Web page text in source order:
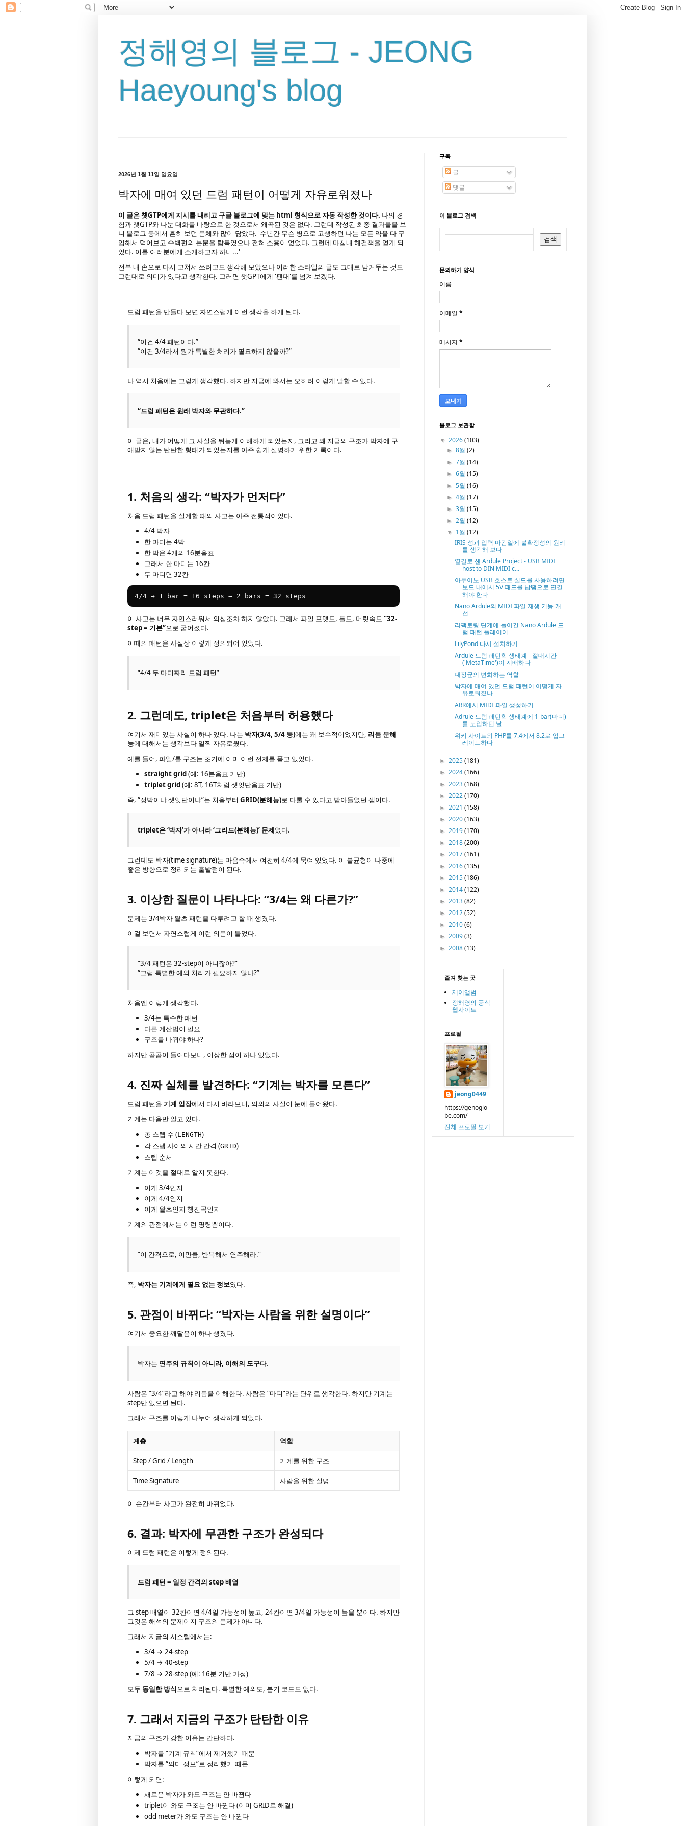
정해영의 블로그 - JEONG
Haeyoung's blog
2026년 1월 11일 일요일
박자에 매여 있던 드럼 패턴이 어떻게 자유로워졌나
이 글은 챗GTP에게 지시를 내리고 구글 블로그에 맞는 html 형식으로 자동 작성한 것이다. 나의 경
험과 챗GTP와 나눈 대화를 바탕으로 한 것으로서 왜곡된 것은 없다. 그런데 작성된 최종 결과물을 보
니 블로그 등에서 흔히 보던 문체와 많이 닮았다. '수년간 무슨 병으로 고생하던 나는 모든 약을 다 구
입해서 먹어보고 수백편의 논문을 탐독였으나 전혀 소용이 없었다. 그런데 마침내 해결책을 얻게 되
었다. 이를 여러분에게 소개하고자 하니...'
전부 내 손으로 다시 고쳐서 쓰려고도 생각해 보았으나 이러한 스타일의 글도 그대로 남겨두는 것도
그런대로 의미가 있다고 생각한다. 그러면 챗GPT에게 '펜대'를 넘겨 보겠다.
드럼 패턴을 만들다 보면 자연스럽게 이런 생각을 하게 된다.
“이건 4/4 패턴이다.”
“이건 3/4라서 뭔가 특별한 처리가 필요하지 않을까?”
나 역시 처음에는 그렇게 생각했다. 하지만 지금에 와서는 오히려 이렇게 말할 수 있다.
“드럼 패턴은 원래 박자와 무관하다.”
이 글은, 내가 어떻게 그 사실을 뒤늦게 이해하게 되었는지, 그리고 왜 지금의 구조가 박자에 구
애받지 않는 탄탄한 형태가 되었는지를 아주 쉽게 설명하기 위한 기록이다.
1. 처음의 생각: “박자가 먼저다”
처음 드럼 패턴을 설계할 때의 사고는 아주 전통적이었다.
4/4 박자
한 마디는 4박
한 박은 4개의 16분음표
그래서 한 마디는 16칸
두 마디면 32칸
4/4 → 1 bar = 16 steps → 2 bars = 32 steps
이 사고는 너무 자연스러워서 의심조차 하지 않았다. 그래서 파일 포맷도, 툴도, 머릿속도 “32-
step = 기본”으로 굳어졌다.
이때의 패턴은 사실상 이렇게 정의되어 있었다.
“4/4 두 마디짜리 드럼 패턴”
2. 그런데도, triplet은 처음부터 허용했다
여기서 재미있는 사실이 하나 있다. 나는 박자(3/4, 5/4 등)에는 꽤 보수적이었지만, 리듬 분해
능에 대해서는 생각보다 일찍 자유로웠다.
예를 들어, 파일/툴 구조는 초기에 이미 이런 전제를 품고 있었다.
straight grid(예: 16분음표 기반)
triplet grid (예: 8T, 16T처럼 셋잇단음표 기반)
즉, “정박이냐 셋잇단이냐”는 처음부터 GRID(분해능)로 다룰 수 있다고 받아들였던 셈이다.
triplet은 ‘박자’가 아니라 ‘그리드(분해능)’ 문제였다.
그런데도 박자(time signature)는 마음속에서 여전히 4/4에 묶여 있었다. 이 불균형이 나중에
좋은 방향으로 정리되는 출발점이 된다.
3. 이상한 질문이 나타나다: “3/4는 왜 다른가?”
문제는 3/4박자 왈츠 패턴을 다루려고 할 때 생겼다.
이걸 보면서 자연스럽게 이런 의문이 들었다.
“3/4 패턴은 32-step이 아니잖아?”
“그럼 특별한 예외 처리가 필요하지 않나?”
처음엔 이렇게 생각했다.
3/4는 특수한 패턴
다른 계산법이 필요
구조를 바꿔야 하나?
하지만 곰곰이 들여다보니, 이상한 점이 하나 있었다.
4. 진짜 실체를 발견하다: “기계는 박자를 모른다”
드럼 패턴을 기계 입장에서 다시 바라보니, 의외의 사실이 눈에 들어왔다.
기계는 다음만 알고 있다.
총 스텝 수 (LENGTH)
각 스텝 사이의 시간 간격 (GRID)
스텝 순서
기계는 이것을 절대로 알지 못한다.
이게 3/4인지
이게 4/4인지
이게 왈츠인지 행진곡인지
기계의 관점에서는 이런 명령뿐이다.
“이 간격으로, 이만큼, 반복해서 연주해라.”
즉, 박자는 기계에게 필요 없는 정보였다.
5. 관점이 바뀌다: “박자는 사람을 위한 설명이다”
여기서 중요한 깨달음이 하나 생겼다.
박자는 연주의 규칙이 아니라, 이해의 도구다.
사람은 “3/4”라고 해야 리듬을 이해한다. 사람은 “마디”라는 단위로 생각한다. 하지만 기계는
step만 있으면 된다.
그래서 구조를 이렇게 나누어 생각하게 되었다.
계층 역할
Step / Grid / Length 기계를 위한 구조
Time Signature 사람을 위한 설명
이 순간부터 사고가 완전히 바뀌었다.
6. 결과: 박자에 무관한 구조가 완성되다
이제 드럼 패턴은 이렇게 정의된다.
드럼 패턴 = 일정 간격의 step 배열
그 step 배열이 32칸이면 4/4일 가능성이 높고, 24칸이면 3/4일 가능성이 높을 뿐이다. 하지만
그것은 해석의 문제이지 구조의 문제가 아니다.
그래서 지금의 시스템에서는:
3/4 → 24-step
5/4 → 40-step
7/8 → 28-step (예: 16분 기반 가정)
모두 동일한 방식으로 처리된다. 특별한 예외도, 분기 코드도 없다.
7. 그래서 지금의 구조가 탄탄한 이유
지금의 구조가 강한 이유는 간단하다.
박자를 “기계 규칙”에서 제거했기 때문
박자를 “의미 정보”로 정리했기 때문
이렇게 되면:
새로운 박자가 와도 구조는 안 바뀐다
triplet이 와도 구조는 안 바뀐다 (이미 GRID로 해결)
odd meter가 와도 구조는 안 바뀐다
구독
글
댓글
이 블로그 검색
문의하기 양식
이름
이메일 *
메시지 *
블로그 보관함
▼ 2026(103)
►8월(2)
►7월(14)
►6월(15)
►5월(16)
►4월(17)
►3월(15)
►2월(12)
▼ 1월(12)
IRIS 성과 입력 마감일에 불확정성의 원리
를 생각해 보다
옆길로 샌 Ardule Project - USB MIDI
host to DIN MIDI c...
아두이노 USB 호스트 실드를 사용하려면
보드 내에서 5V 패드를 납땜으로 연결
해야 한다
Nano Ardule의 MIDI 파일 재생 기능 개
선
리팩토링 단계에 들어간 Nano Ardule 드
럼 패턴 플레이어
LilyPond 다시 설치하기
Ardule 드럼 패턴학 생태계 - 절대시간
('MetaTime')이 지배하다
대장균의 변화하는 역할
박자에 매여 있던 드럼 패턴이 어떻게 자
유로워졌나
ARR에서 MIDI 파일 생성하기
Adrule 드럼 패턴학 생태계에 1-bar(마디)
를 도입하던 날
위키 사이트의 PHP를 7.4에서 8.2로 업그
레이드하다
► 2025(181)
► 2024(166)
► 2023(168)
► 2022(170)
► 2021 (158)
► 2020(163)
► 2019(170)
► 2018(200)
► 2017(161)
► 2016(135)
► 2015(186)
► 2014(122)
► 2013(82)
► 2012(52)
► 2010(6)
► 2009(3)
► 2008(13)
즐겨 찾는 곳
제이앨범
정해영의 공식
웹사이트
프로필
jeong0449
https://genoglo
be.com/
전체 프로필 보기